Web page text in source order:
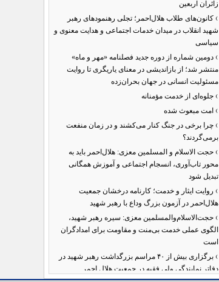
زائران اربعین
› کانون‌های طلاب هلال‌احمر؛ تجلی رهنمودهای رهبر
شهید انقلاب در میدان خدمات اجتماعی و هدایت معنوی و
سیاسی
› دومین شماره از دوره جدید فصلنامه «مهر و ماه»
منتشر شد؛ از بازاندیشی در معنای یاریگری تا روایت
مسئولیت انسانی در جهان بحران‌زده
› جلوه‌ای از خدمت مؤمنانه
› امت مبعوث شده
› چرا برخی در جنگ کنار می‌کشند و در زمان منفعت
برمی‌گردند؟
› حجت الاسلام و المسلمین معزی: هلال‌احمر باید به
محور تاب‌آوری، انسجام اجتماعی و آموزش همگانی
تبدیل شود
› روایت ایثار و خدمت؛ کارنامه درخشان جمعیت
هلال‌احمر در آزمون بزرگ وداع با رهبر شهید
› حجت‌الاسلام‌والمسلمین معزی: سیره رهبر شهید،
الگوی عملی خدمت بی‌منت و مقاومت برای امدادگران
است
›
برگزاری بیش از ۴۰ مراسم بزرگداشت رهبر شهید در
دفاتر نمایندگی ولی فقیه در جمعیت هلال احمر